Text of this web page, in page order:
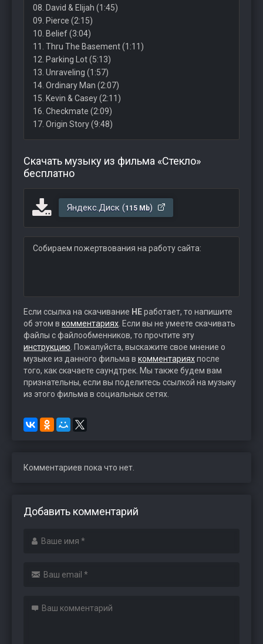
08. David & Elijah (1:45)
09. Pierce (2:15)
10. Belief (3:04)
11. Thru The Basement (1:11)
12. Parking Lot (5:13)
13. Unraveling (1:57)
14. Ordinary Man (2:07)
15. Kevin & Casey (2:11)
16. Checkmate (2:09)
17. Origin Story (9:48)
Скачать музыку из фильма «Стекло»
бесплатно
Яндекс.Диск (115 Mb)
Собираем пожертвования на работу сайта:
Если ссылка на скачивание НЕработает, то напишите
об этом в комментариях . Если вы не умеете скачивать
файлы с файлообменников, то прочтите эту
инструкцию . Пожалуйста, выскажите свое мнение о
музыке из данного фильма в комментарияхпосле
того, как скачаете саундтрек. Мы также будем вам
признательны, если вы поделитесь ссылкой на музыку
из этого фильма в социальных сетях.
Комментариев пока что нет.
Добавить комментарий